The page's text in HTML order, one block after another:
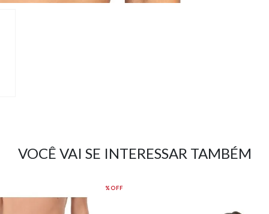
VOCÊ VAI SE INTERESSAR TAMBÉM
%OFF